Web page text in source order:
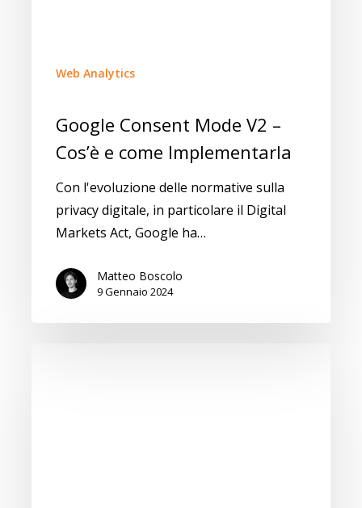
Web Analytics
Google Consent Mode V2 –
Cos’è e come Implementarla
Con l'evoluzione delle normative sulla
privacy digitale, in particolare il Digital
Markets Act, Google ha…
Matteo Boscolo
9 Gennaio 2024